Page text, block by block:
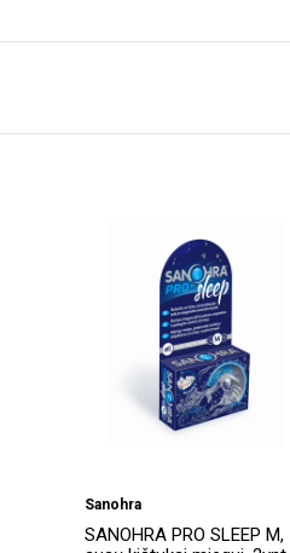
Sanohra
SANOHRA PRO SLEEP M,